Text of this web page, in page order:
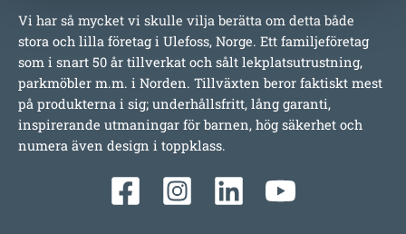
Vi har så mycket vi skulle vilja berätta om detta både
stora och lilla företag i Ulefoss, Norge. Ett familjeföretag
som i snart 50 år tillverkat och sålt lekplatsutrustning,
parkmöbler m.m. i Norden. Tillväxten beror faktiskt mest
på produkterna i sig; underhållsfritt, lång garanti,
inspirerande utmaningar för barnen, hög säkerhet och
numera även design i toppklass.